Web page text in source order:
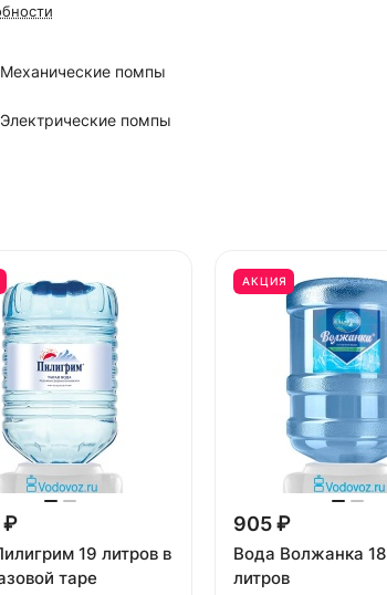
Механические помпы
Электрические помпы
₽
19 литров в
таре
АКЦИЯ
905 ₽
Вода Волжанка
литров